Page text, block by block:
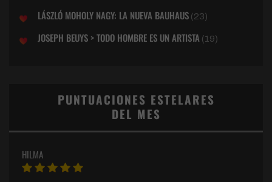
LÁSZLÓ MOHOLY NAGY: LA NUEVA BAUHAUS (23)
JOSEPH BEUYS > TODO HOMBRE ES UN ARTISTA (19)
PUNTUACIONES ESTELARES
DEL MES
HILMA